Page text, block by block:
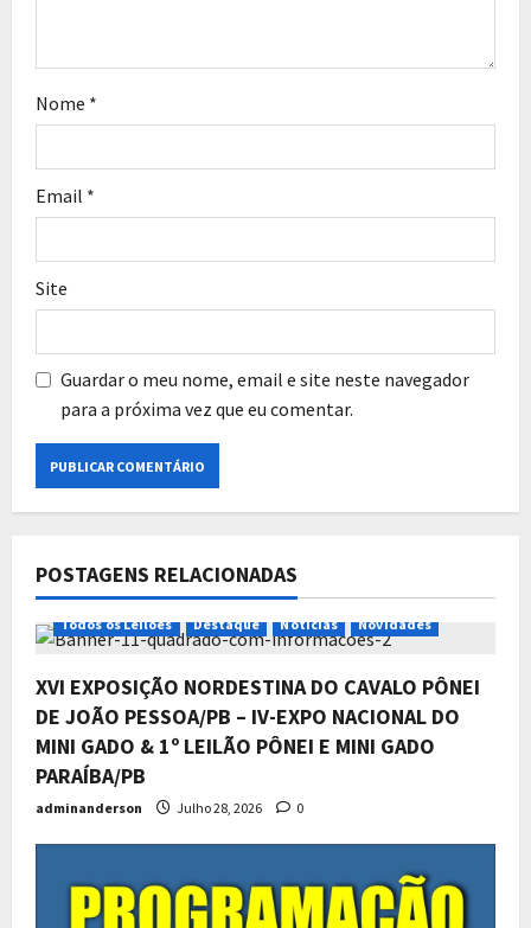
Nome *
Email *
Site
Guardar o meu nome, email e site neste navegador
para a próxima vez que eu comentar.
POSTAGENS RELACIONADAS
Todos os Leilões Destaque Notícias Novidades
XVI EXPOSIÇÃO NORDESTINA DO CAVALO PÔNEI
DE JOÃO PESSOA/PB – IV-EXPO NACIONAL DO
MINI GADO & 1º LEILÃO PÔNEI E MINI GADO
PARAÍBA/PB
adminanderson Julho 28, 2026 0
Todos os Leilões Destaque
Exclusivo
Programação da 7ª Expo Alpes
Pônei 2026